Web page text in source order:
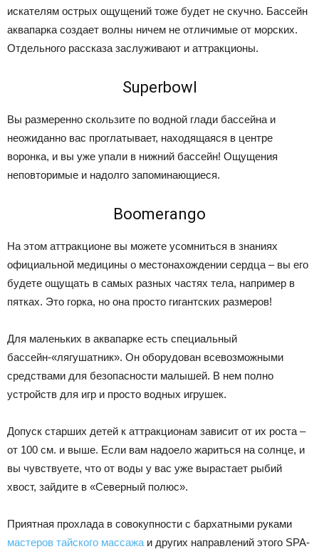
искателям острых ощущений тоже будет не скучно. Бассейн
аквапарка создает волны ничем не отличимые от морских.
Отдельного рассказа заслуживают и аттракционы.
Superbowl
Вы размеренно скользите по водной глади бассейна и
неожиданно вас проглатывает, находящаяся в центре
воронка, и вы уже упали в нижний бассейн! Ощущения
неповторимые и надолго запоминающиеся.
Boomerango
На этом аттракционе вы можете усомниться в знаниях
официальной медицины о местонахождении сердца – вы его
будете ощущать в самых разных частях тела, например в
пятках. Это горка, но она просто гигантских размеров!
Для маленьких в аквапарке есть специальный
бассейн-«лягушатник». Он оборудован всевозможными
средствами для безопасности малышей. В нем полно
устройств для игр и просто водных игрушек.
Допуск старших детей к аттракционам зависит от их роста –
от 100 см. и выше. Если вам надоело жариться на солнце, и
вы чувствуете, что от воды у вас уже вырастает рыбий
хвост, зайдите в «Северный полюс».
Приятная прохлада в совокупности с бархатными руками
мастеров тайского массажаи других направлений этого SPA-